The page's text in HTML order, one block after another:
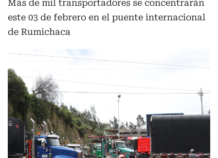
Más de mil transportadores se concentrarán
este 03 de febrero en el puente internacional
de Rumichaca